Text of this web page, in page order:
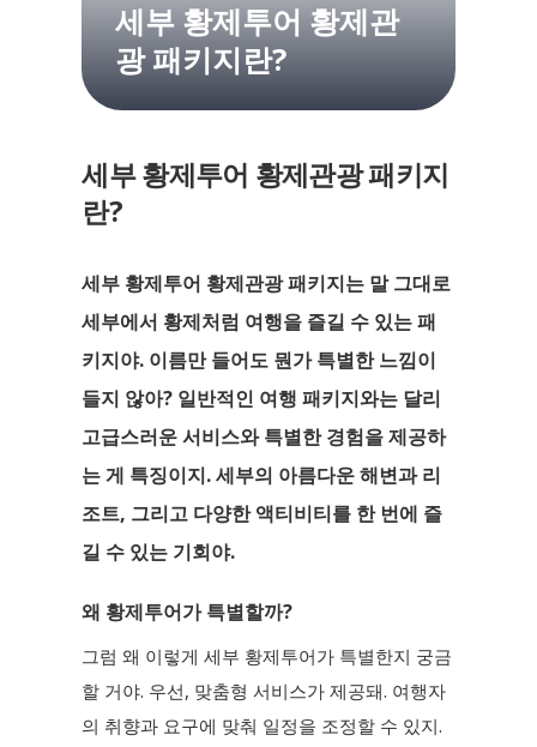
세부 황제투어 황제관
광 패키지란?
세부 황제투어 황제관광 패키지
란?
세부 황제투어 황제관광 패키지는 말 그대로
세부에서 황제처럼 여행을 즐길 수 있는 패
키지야. 이름만 들어도 뭔가 특별한 느낌이
들지 않아? 일반적인 여행 패키지와는 달리
고급스러운 서비스와 특별한 경험을 제공하
는 게 특징이지. 세부의 아름다운 해변과 리
조트, 그리고 다양한 액티비티를 한 번에 즐
길 수 있는 기회야.
왜 황제투어가 특별할까?
그럼 왜 이렇게 세부 황제투어가 특별한지 궁금
할 거야. 우선, 맞춤형 서비스가 제공돼. 여행자
의 취향과 요구에 맞춰 일정을 조정할 수 있지.